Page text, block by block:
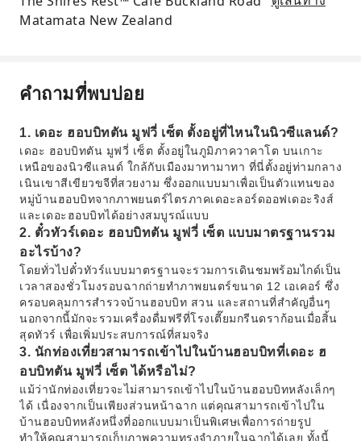
Matamata New Zealand
คำถามที่พบบ่อย
1. เดอะ ฮอบบิทตัน มูฟวี่ เซ็ต ตั้งอยู่ที่ไหนในนิวซีแลนด์?
เดอะ ฮอบบิทตัน มูฟวี่ เซ็ต ตั้งอยู่ในภูมิภาควาคาโต บนเกาะ
เหนือของนิวซีแลนด์ ใกล้กับเมืองมาทามาทา ที่นี่ตั้งอยู่ท่ามกลาง
เนินเขาสีเขียวขจีที่สวยงาม ซึ่งออกแบบมาเพื่อเป็นตัวแทนของ
หมู่บ้านฮอบบิทจากภาพยนตร์ไตรภาคเดอะลอร์ดออฟเดอะริงส์
และเดอะฮอบบิทได้อย่างสมบูรณ์แบบ
2. ตั๋วทัวร์เดอะ ฮอบบิทตัน มูฟวี่ เซ็ต แบบมาตรฐานรวม
อะไรบ้าง?
โดยทั่วไปตั๋วทัวร์แบบมาตรฐานจะรวมการเดินชมพร้อมไกด์เป็น
เวลาสองชั่วโมงรอบฉากถ่ายทำภาพยนตร์ขนาด 12 เอเคอร์ ซึ่ง
ครอบคลุมการสำรวจบ้านฮอบบิท สวน และสถานที่สำคัญอื่นๆ
นอกจากนี้มักจะรวมเครื่องดื่มฟรีที่โรงเตี๊ยมกรีนดราก้อนเมื่อสิ้น
สุดทัวร์ เพื่อเพิ่มประสบการณ์ที่สมจริง
3. นักท่องเที่ยวสามารถเข้าไปในบ้านฮอบบิทที่เดอะ ฮ
อบบิทตัน มูฟวี่ เซ็ต ได้หรือไม่?
แม้ว่านักท่องเที่ยวจะไม่สามารถเข้าไปในบ้านฮอบบิทหลังเล็กๆ
ได้ เนื่องจากเป็นเพียงส่วนหน้าฉาก แต่คุณสามารถเข้าไปใน
บ้านฮอบบิทหลังหนึ่งที่ออกแบบมาเป็นพิเศษเพื่อการถ่ายรูป
ทำให้คุณสามารถเก็บภาพความทรงจำภายในฉากได้เลย ทั้งนี้